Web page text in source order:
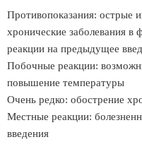
Противопоказания: острые
хронические заболевания в
реакции на предыдущее
Побочные реакции:
повышение температуры
Очень редко: обострение
Местные реакции:
введения